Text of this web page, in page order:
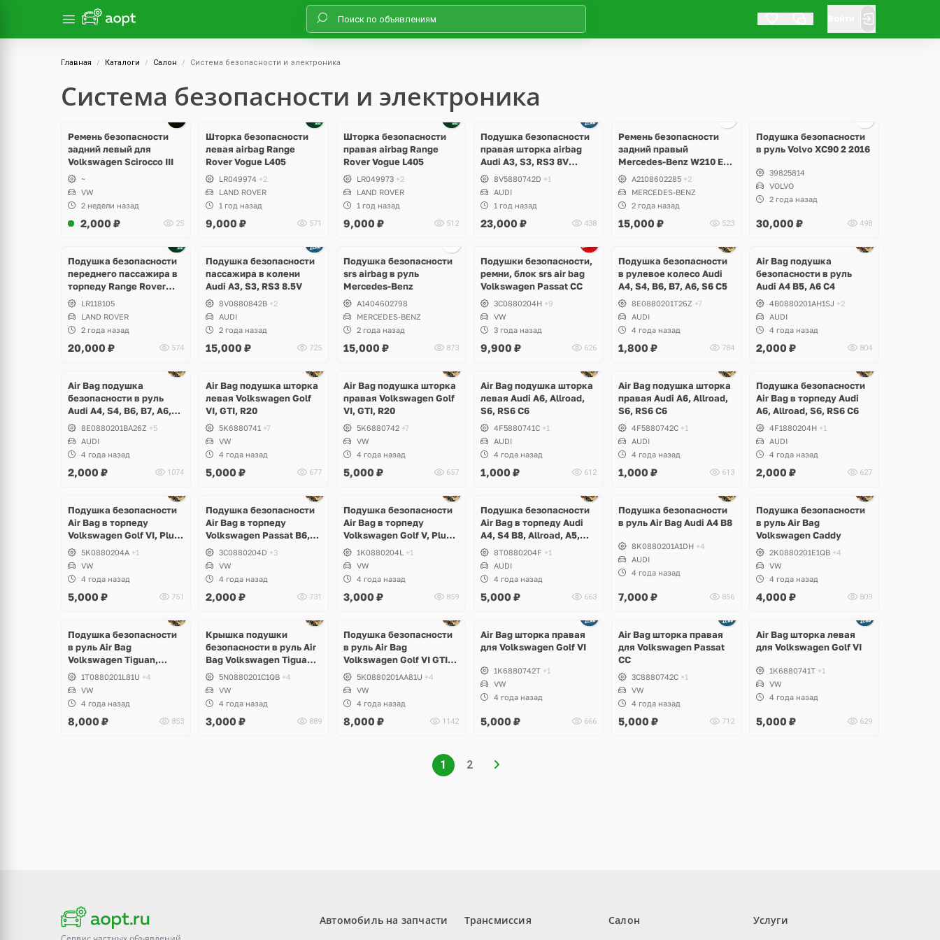
Главная Каталоги Салон Система безопасности и электроника
Система безопасности и электроника
Ремень безопасности
задний левый для
Volkswagen Scirocco III
~
VW
2 недели назад
2,000 ₽ 25
Шторка безопасности
левая airbag Range
Rover Vogue L405
LR049974 +2
LAND ROVER
1 год назад
9,000 ₽ 571
Шторка безопасности
правая airbag Range
Rover Vogue L405
LR049973 +2
LAND ROVER
1 год назад
9,000 ₽ 512
Подушка безопасности
правая шторка airbag
Audi A3, S3, RS3 8V
Sedan8V5880742D +1
AUDI
1 год назад
23,000 ₽ 438
Ремень безопасности
задний правый
Mercedes-Benz W210 E-
KlassA2108602285 +2
MERCEDES-BENZ
2 года назад
15,000 ₽ 523
Подушка безопасности
в руль Volvo XC90 2 2016
39825814
VOLVO
2 года назад
30,000 ₽ 498
Подушка безопасности
переднего пассажира в
торпеду Range Rover
Sport 2 L494 рестайлинг
LR118105
LAND ROVER
2 года назад
20,000 ₽ 574
Подушка безопасности
пассажира в колени
Audi A3, S3, RS3 8.5V
8V0880842B +2
AUDI
2 года назад
15,000 ₽ 725
Подушка безопасности
srs airbag в руль
Mercedes-Benz
A1404602798
MERCEDES-BENZ
2 года назад
15,000 ₽ 873
Подушки безопасности,
ремни, блок srs air bag
Volkswagen Passat CC
3C0880204H +9
VW
3 года назад
9,900 ₽ 626
Подушка безопасности
в рулевое колесо Audi
A4, S4, B6, B7, A6, S6 C5
8E0880201T26Z +7
AUDI
4 года назад
1,800 ₽ 784
Air Bag подушка
безопасности в руль
Audi A4 B5, A6 C4
4B0880201AH1SJ +2
AUDI
4 года назад
2,000 ₽ 804
Air Bag подушка
безопасности в руль
Audi A4, S4, B6, B7, A6,
S6 C58E0880201BA26Z +5
AUDI
4 года назад
2,000 ₽ 1074
Air Bag подушка шторка
левая Volkswagen Golf
VI, GTI, R20
5K6880741 +7
VW
4 года назад
5,000 ₽ 677
Air Bag подушка шторка
правая Volkswagen Golf
VI, GTI, R20
5K6880742 +7
VW
4 года назад
5,000 ₽ 657
Air Bag подушка шторка
левая Audi A6, Allroad,
S6, RS6 C6
4F5880741C +1
AUDI
4 года назад
1,000 ₽ 612
Air Bag подушка шторка
правая Audi A6, Allroad,
S6, RS6 C6
4F5880742C +1
AUDI
4 года назад
1,000 ₽ 613
Подушка безопасности
Air Bag в торпеду Audi
A6, Allroad, S6, RS6 C6
4F1880204H +1
AUDI
4 года назад
2,000 ₽ 627
Подушка безопасности
Air Bag в торпеду
Volkswagen Golf VI, Plus,
Tiguan, Jetta, Eos,
Scirocco
5K0880204A +1
VW
4 года назад
5,000 ₽ 751
Подушка безопасности
Air Bag в торпеду
Volkswagen Passat B6,
CC
3C0880204D +3
VW
4 года назад
2,000 ₽ 731
Подушка безопасности
Air Bag в торпеду
Volkswagen Golf V, Plus,
Jetta, Eos, Scirocco
1K0880204L
+1
VW
4 года назад
3,000 ₽ 859
Подушка безопасности
Air Bag в торпеду Audi
A4, S4 B8, Allroad, A5,
S5, RS5
8T0880204F +1
AUDI
4 года назад
5,000 ₽ 663
Подушка безопасности
в руль Air Bag Audi A4 B8
8K0880201A1DH +4
AUDI
4 года назад
7,000 ₽ 856
Подушка безопасности
в руль Air Bag
Volkswagen Caddy
2K0880201E1QB +4
VW
4 года назад
4,000 ₽ 809
Подушка безопасности
в руль Air Bag
Volkswagen Tiguan,
Scirocco, Golf VI GTI,
Touran, Polo, Passat B6,
B7, CC
1T0880201L81U +4
VW
4 года назад
8,000 ₽ 853
Крышка подушки
безопасности в руль Air
Bag Volkswagen Tiguan,
Touran
5N0880201C1QB +4
VW
4 года назад
3,000 ₽ 889
Подушка безопасности
в руль Air Bag
Volkswagen Golf VI GTI,
Tiguan, Scirocco, Touran,
Polo, Passat B6, B7, CC
5K0880201AA81U +4
VW
4 года назад
8,000 ₽ 1142
Air Bag шторка правая
для Volkswagen Golf VI
1K6880742T +1
VW
4 года назад
5,000 ₽ 666
Air Bag шторка правая
для Volkswagen Passat
CC
3C8880742C +1
VW
4 года назад
5,000 ₽ 712
Air Bag шторка левая
для Volkswagen Golf VI
1K6880741T +1
VW
4 года назад
5,000 ₽ 629
1 2
Автомобиль на запчасти Трансмиссия Салон Услуги